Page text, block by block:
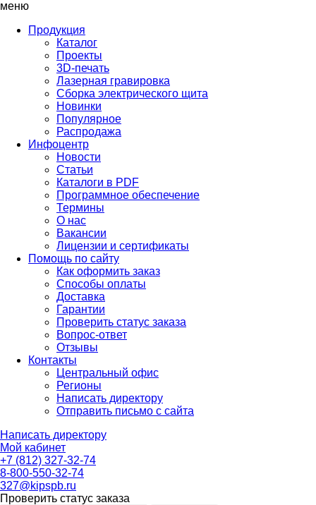
меню
Продукция
Каталог
Проекты
3D-печать
Лазерная гравировка
Сборка электрического щита
Новинки
Популярное
Распродажа
Инфоцентр
Новости
Статьи
Каталоги в PDF
Программное обеспечение
Термины
О нас
Вакансии
Лицензии и сертификаты
Помощь по сайту
Как оформить заказ
Способы оплаты
Доставка
Гарантии
Проверить статус заказа
Вопрос-ответ
Отзывы
Контакты
Центральный офис
Регионы
Написать директору
Отправить письмо с сайта
Написать директору
Мой кабинет
+7 (812) 327-32-74
8-800-550-32-74
327@kipspb.ru
Проверить статус заказа